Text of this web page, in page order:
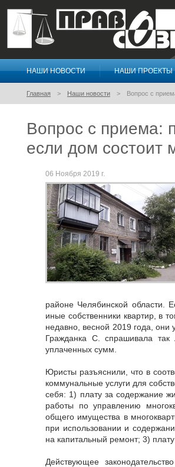
Правосознание
НАШИ НОВОСТИ НАШИ ПРОЕКТЫ
Главная Наши новости Вопрос с
Вопрос с приема:
если дом состоит
06 Ноября 2019 г.
районе Челябинской области.
иные собственники квартир, в
недавно, весной 2019 года,
Гражданка С. спрашивала так
уплаченных сумм.
Юристы разъяснили, что в
коммунальные услуги для
себя: 1) плату за содержание
работы по управлению
общего имущества в
при использовании и
на капитальный ремонт; 3)
Действующее